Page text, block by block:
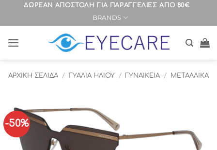
ΜετάβασηΔΩΡΕΑΝ ΑΠΟΣΤΟΛΗ ΓΙΑ ΠΑΡΑΓΓΕΛΙΕΣ ΑΠΟ 80€
BRANDS
ΑΡΧΙΚΉ ΣΕΛΊΔΑ / ΓΥΑΛΙΑ ΗΛΙΟΥ / ΓΥΝΑΙΚΕΙΑ / ΜΕΤΑΛΛΙΚΑ
-50%